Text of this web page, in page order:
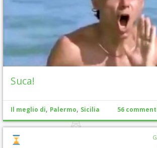
Suca!
Il meglio di, Palermo, Sicilia 56